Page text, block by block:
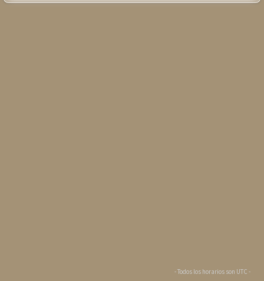
- Todos los horarios son UTC -